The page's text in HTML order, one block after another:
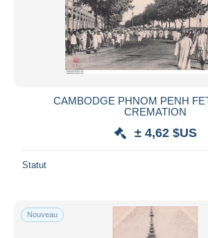
CAMBODGE PHNOM PENH
CREMATION
± 4,62 $US
Statut
Nouveau